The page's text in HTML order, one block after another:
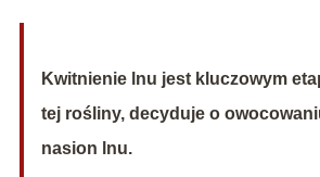
Kwitnienie lnu jest kluczowym
tej rośliny, decyduje o
nasion lnu.